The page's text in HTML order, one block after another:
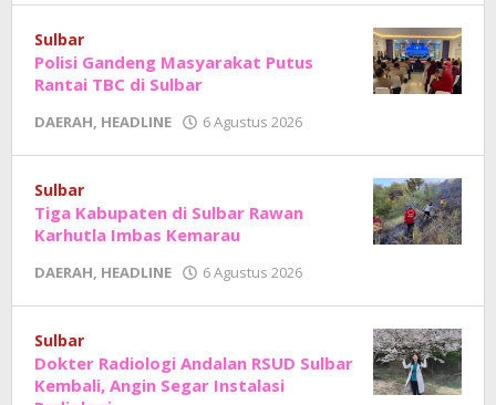
Junaedi
Sulbar
Polisi Gandeng Masyarakat Putus
Rantai TBC di Sulbar
DAERAH, HEADLINE 6 Agustus 2026
Junaedi
Sulbar
Tiga Kabupaten di Sulbar Rawan
Karhutla Imbas Kemarau
DAERAH, HEADLINE 6 Agustus 2026
Junaedi
Sulbar
Dokter Radiologi Andalan RSUD Sulbar
Kembali, Angin Segar Instalasi